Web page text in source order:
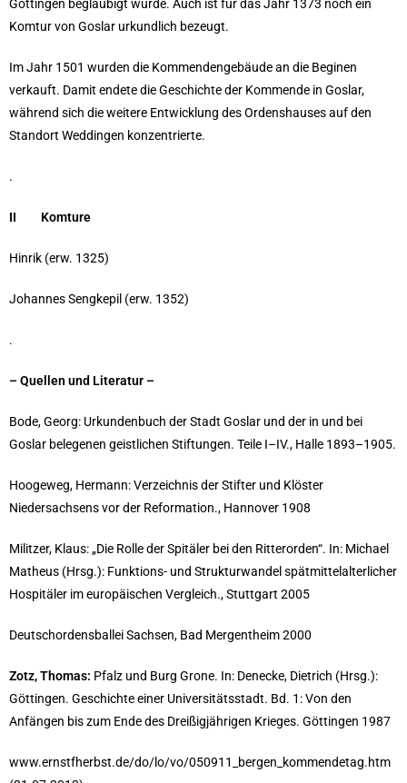
Göttingen beglaubigt wurde. Auch ist für das Jahr 1373 noch ein
Komtur von Goslar urkundlich bezeugt.
Im Jahr 1501 wurden die Kommendengebäude an die Beginen
verkauft. Damit endete die Geschichte der Kommende in Goslar,
während sich die weitere Entwicklung des Ordenshauses auf den
Standort Weddingen konzentrierte.
.
II Komture
Hinrik (erw. 1325)
Johannes Sengkepil (erw. 1352)
.
– Quellen und Literatur –
Bode, Georg: Urkundenbuch der Stadt Goslar und der in und bei
Goslar belegenen geistlichen Stiftungen. Teile I–IV., Halle 1893–1905.
Hoogeweg, Hermann: Verzeichnis der Stifter und Klöster
Niedersachsens vor der Reformation., Hannover 1908
Militzer, Klaus: „Die Rolle der Spitäler bei den Ritterorden“. In: Michael
Matheus (Hrsg.): Funktions- und Strukturwandel spätmittelalterlicher
Hospitäler im europäischen Vergleich., Stuttgart 2005
Deutschordensballei Sachsen, Bad Mergentheim 2000
Zotz, Thomas: Pfalz und Burg Grone. In: Denecke, Dietrich (Hrsg.):
Göttingen. Geschichte einer Universitätsstadt. Bd. 1: Von den
Anfängen bis zum Ende des Dreißigjährigen Krieges. Göttingen 1987
www.ernstfherbst.de/do/lo/vo/050911_bergen_kommendetag.htm